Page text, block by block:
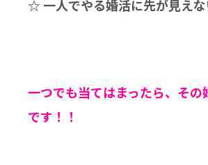
☆ 一人でやる婚活に先が見え
一つでも当てはまったら、その
です！！